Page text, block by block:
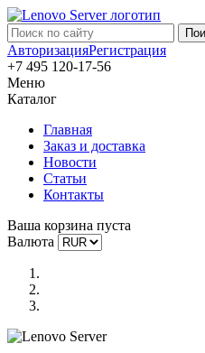
АвторизацияРегистрация
+7 495 120-17-56
Меню
Каталог
Главная
Заказ и доставка
Новости
Статьи
Контакты
Ваша корзина пуста
Валюта